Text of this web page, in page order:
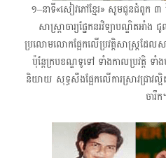
១–នាទី«សៀវភៅខ្មែរ» សូមជូនជំពូក
សាស្ត្រាចារ្យផ្នែកនរវិទ្យាបណ្ឌិតអាំ
ប្រលោមលោកផ្អែកលើប្រវត្តិសាស្ត្រ​ដែ
ប៉ុន្តែក្របខណ្ឌទូទៅ ទាំងកាលប្រវត្តិ
និយាយ សុទ្ធសឹងផ្អែកលើការស្រាវជ្រាវ
ចារឹ